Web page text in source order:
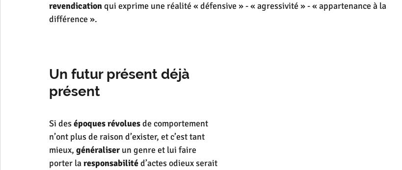
revendication qui exprime une réalité « défensive » - « agressivité » - « appartenance à la
différence ».
Un futur présent déjà
présent
Si des époques révolues de comportement
n’ont plus de raison d’exister, et c’est tant
mieux, généraliser un genre et lui faire
porter la responsabilité d’actes odieux serait